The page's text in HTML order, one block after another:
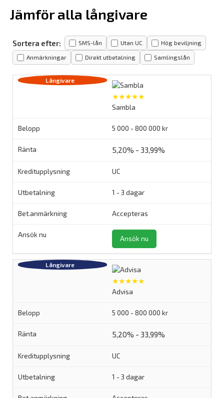
Jämför alla långivare
Sortera efter: SMS-lån Utan UC Hög beviljning
Anmärkningar Direkt utbetalning Samlingslån
★★★★★
Sambla
5 000 - 800 000 kr
5,20% - 33,99%
UC
1 - 3 dagar
Accepteras
Ansök nu
★★★★★
Advisa
5 000 - 800 000 kr
5,20% - 33,99%
UC
1 - 3 dagar